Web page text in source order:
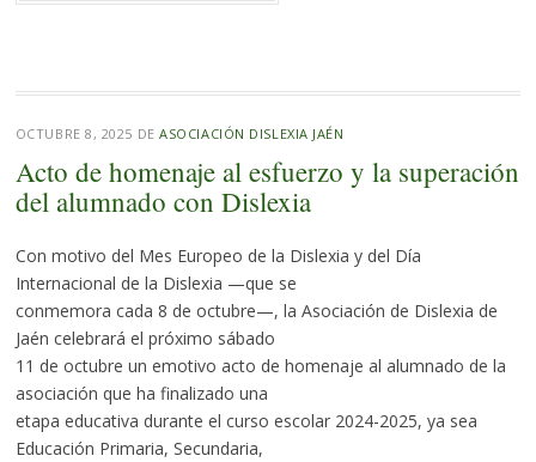
OCTUBRE 8, 2025 DEASOCIACIÓN DISLEXIA JAÉN
Acto de homenaje al esfuerzo y la superación
del alumnado con Dislexia
Con motivo del Mes Europeo de la Dislexia y del Día
Internacional de la Dislexia —que se
conmemora cada 8 de octubre—, la Asociación de Dislexia de
Jaén celebrará el próximo sábado
11 de octubre un emotivo acto de homenaje al alumnado de la
asociación que ha finalizado una
etapa educativa durante el curso escolar 2024-2025, ya sea
Educación Primaria, Secundaria,